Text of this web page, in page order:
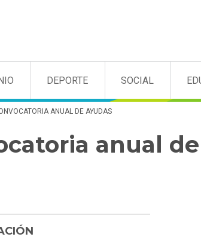
DEPORTE SOCIAL
ANUAL DE AYUDAS
anual